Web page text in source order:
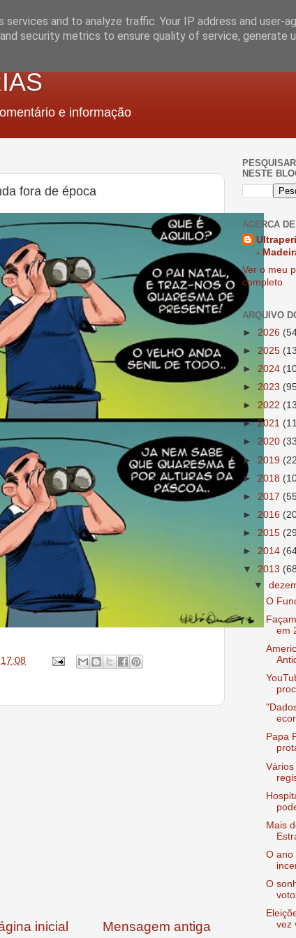
e informação
fora de época
17:08
Mensagem antiga
inicial
PESQUISAR
NESTE
ACERCA
-
Ver o meu
completo
ARQUIVO
► 2026
► 2025
► 2024
► 2023
► 2022
►2021
► 2020
► 2019
► 2018
► 2017
► 2016
► 2015
► 2014
▼ 2013
▼
O
em
Papa
Mais
O ano
O
vez
and to analyze traffic. Your IP address and user-
security metrics to ensure quality of service, generate